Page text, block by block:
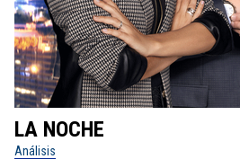
LA NOCHE
Análisis